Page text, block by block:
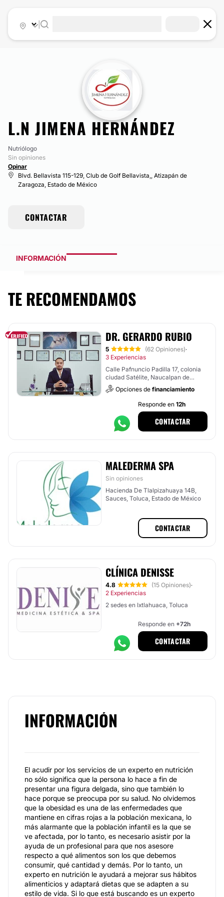
L.N JIMENA HERNÁNDEZ
Nutriólogo
Sin opiniones
Opinar
Blvd. Bellavista 115-129, Club de Golf Bellavista,, Atizapán de
Zaragoza, Estado de México
CONTACTAR
INFORMACIÓN
TE RECOMENDAMOS
DR. GERARDO RUBIO
5 (62 Opiniones)·
3 Experiencias
Calle Pafnuncio Padilla 17, colonia
ciudad Satélite, Naucalpan de
Juárez
Opciones de financiamiento
Responde en 12h
CONTACTAR
MALEDERMA SPA
Sin opiniones
Hacienda De Tlalpizahuaya 14B,
Sauces, Toluca, Estado de México
CONTACTAR
CLÍNICA DENISSE
4.8 (15 Opiniones)·
2 Experiencias
2 sedes en Ixtlahuaca, Toluca
Responde en +72h
CONTACTAR
INFORMACIÓN
El acudir por los servicios de un experto en nutrición
no sólo significa que la persona lo hace a fin de
presentar una figura delgada, sino que también lo
hace porque se preocupa por su salud. No olvidemos
que la obesidad es una de las enfermedades que
mantiene en cifras rojas a la población mexicana, lo
más alarmante que la población infantil es la que se
ve afectada, por lo tanto, es necesario asistir por la
ayuda de un profesional para que nos asesore
respecto a qué alimentos son los que debemos
consumir, qué cantidad y demás. Por lo tanto, un
experto en nutrición le ayudará a mejorar sus hábitos
alimenticios y adaptará dietas que se adapten a su
estilo de vida. Si lo que está buscando es un experto